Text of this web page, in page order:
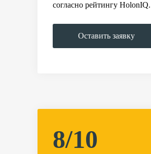
согласно рейтингу HolonIQ.
Оставить заявку
8/10